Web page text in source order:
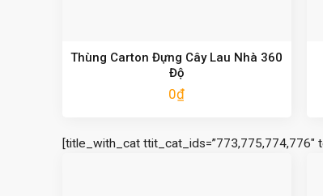
Thùng Carton Đựng Cây Lau Nhà 360
Độ
0₫
[title_with_cat ttit_cat_ids=”773,775,774,776″